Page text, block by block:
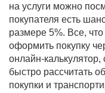
на услуги можно
покупателя есть
размере 5%. Все, что
оформить покупку
онлайн-
быстро рассчитать
покупки и